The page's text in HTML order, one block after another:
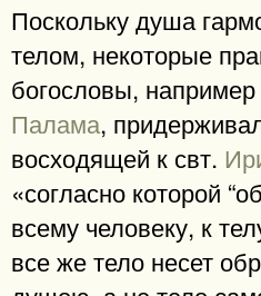
Поскольку душа
телом, некоторые
богословы, например
Палама,
восходящей к свт.
«согласно которой
всему человеку, к
все же тело несет